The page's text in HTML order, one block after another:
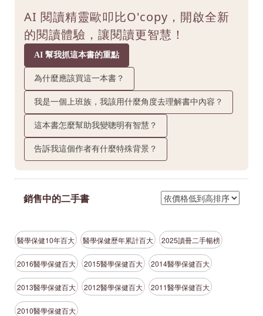
AI 閱讀精靈歐叩比O'copy，開啟全新
的閱讀體驗，讓閱讀更智慧！
AI 幫我抓這本書的重點
為什麼應該買這一本書？
我是一個上班族，我該用什麼角度去理解書中內容？
這本書怎麼幫助我變聰明有智慧？
告訴我這個作者有什麼特殊背景？
銷售中的二手書
醫學保健10年百大 醫學保健歷年累計百大 2025讀冊二手暢榜
2016醫學保健百大 2015醫學保健百大 2014醫學保健百大
2013醫學保健百大 2012醫學保健百大 2011醫學保健百大
2010醫學保健百大